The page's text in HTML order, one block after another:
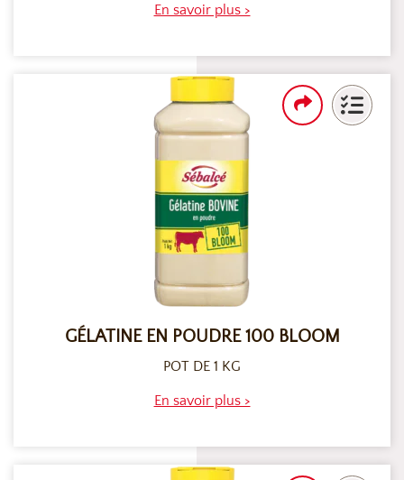
En savoir plus >
GÉLATINE EN POUDRE 100 BLOOM
POT DE 1 KG
En savoir plus >